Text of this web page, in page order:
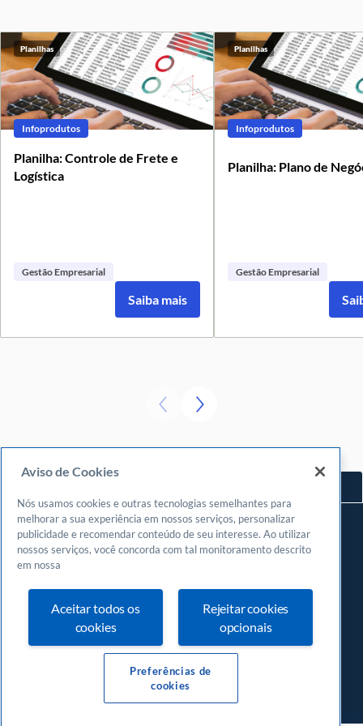
Planilhas
Infoprodutos
Planilha: Controle de Frete e
Logística
Gestão Empresarial
Saiba mais
Planilhas
Infoprodutos
Planilha: Plano de
Gestão Empresarial
Navegue
Meu espaço
Fazer login
Cadastrar-se
Central de atendimento
0800570 0800
Aviso de Cookies
Nós usamos cookies e outras tecnologias semelhantes para
melhorar a sua experiência em nossos serviços, personalizar
publicidade e recomendar conteúdo de seu interesse. Ao utilizar
nossos serviços, você concorda com tal monitoramento descrito
em nossa
Aceitar todos os
cookies
Rejeitar cookies
opcionais
Preferências de
cookies